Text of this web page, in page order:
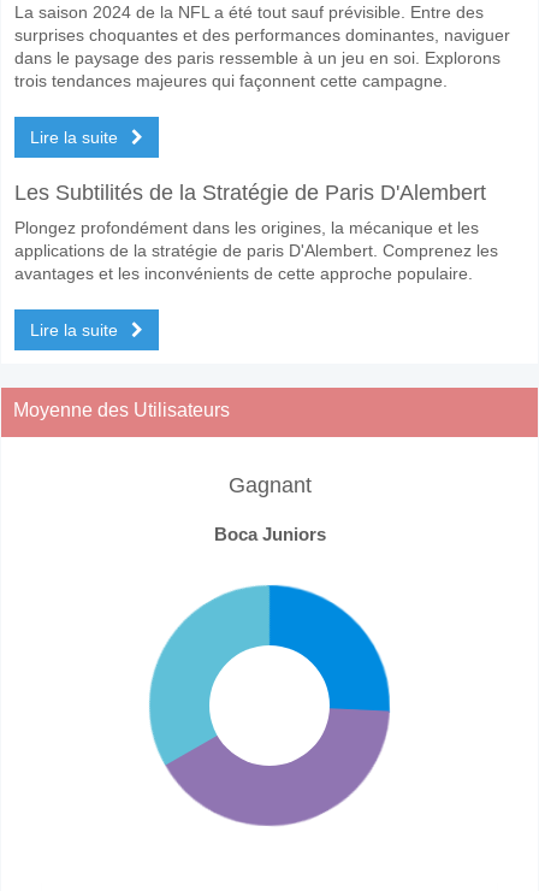
La saison 2024 de la NFL a été tout sauf prévisible. Entre des
surprises choquantes et des performances dominantes, naviguer
dans le paysage des paris ressemble à un jeu en soi. Explorons
trois tendances majeures qui façonnent cette campagne.
Lire la suite
Les Subtilités de la Stratégie de Paris D'Alembert
Plongez profondément dans les origines, la mécanique et les
applications de la stratégie de paris D'Alembert. Comprenez les
avantages et les inconvénients de cette approche populaire.
Lire la suite
Moyenne des Utilisateurs
Gagnant
Boca Juniors